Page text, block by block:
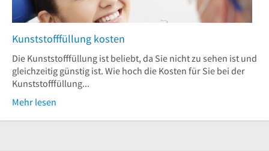
Kunststofffüllung kosten
Die Kunststofffüllung ist beliebt, da Sie nicht zu sehen ist und
gleichzeitig günstig ist. Wie hoch die Kosten für Sie bei der
Kunststofffüllung...
Mehr lesen